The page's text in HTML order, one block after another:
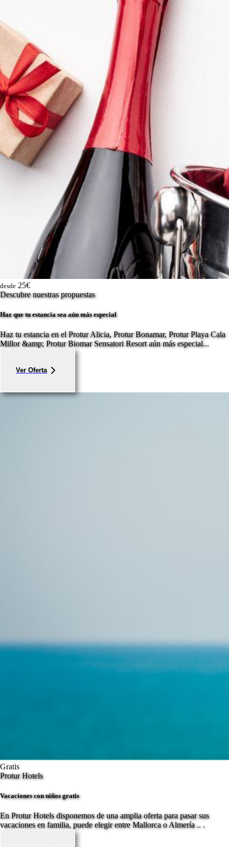
desde 25€
Descubre nuestras propuestas
Haz que tu estancia sea aún más especial
Haz tu estancia en el Protur Alicia, Protur Bonamar, Protur Playa Cala
Millor &amp; Protur Biomar Sensatori Resort aún más especial...
Ver Oferta
Gratis
Protur Hotels
Vacaciones con niños gratis
En Protur Hotels disponemos de una amplia oferta para pasar sus
vacaciones en familia, puede elegir entre Mallorca o Almería .. .